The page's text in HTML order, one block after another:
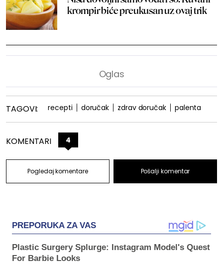
krompir biće preukusan uz ovaj trik
TAGOVI: recepti doručak zdrav doručak palenta
KOMENTARI 4
Pogledaj komentare Pošalji komentar
PREPORUKA ZA VAS
Plastic Surgery Splurge: Instagram Model's Quest
For Barbie Looks